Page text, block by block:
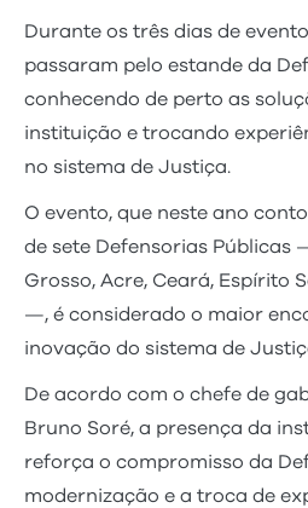
Durante os três dias de
passaram pelo estande da
conhecendo de perto as
instituição e trocando
no sistema de Justiça.
O evento, que neste ano
de sete Defensorias Públicas
Grosso, Acre, Ceará, Espírito
—, é considerado o maior
inovação do sistema de
De acordo com o chefe de
Bruno Soré, a presença da
reforça o compromisso da
modernização e a troca de